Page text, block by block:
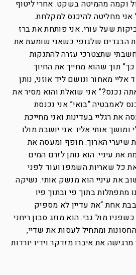
וקמה מהמיטה בשקט. אחרי ליטוף
מחליטה להיכנס למקלחת.
שעל עורי. אני פותחת את ברז
הבגדים שלגופי כשאני שומעת את
שתצטרכי עזרה להתנקות
תוך שהוא מחייך את החיוך
מאחור ונושם ליד אוזני, נותן
נכנס?” אני שואלת והוא מסיר את
לאמבטיה “בואי” אני נכנסת
את רגליי בעדינות ואני מחייכת
ומושך אותי אליו. אני יושבת מולו
שיערי הארוך. חופף ומעסה את
את עיניי. הוא נותן לזרם המים
כל שאריות השמפו ועוד לפני
את עיניי הוא מנשק אותי. נשיקה
מתפתלות בתוך פי ובתוך פיו
אחת “את עדיין לא מספיק
מול גבי. הוא מוזג סבון ריחני
ומתחיל לעסות את שדיי,
את איברו מזדקר וידיו יורדות